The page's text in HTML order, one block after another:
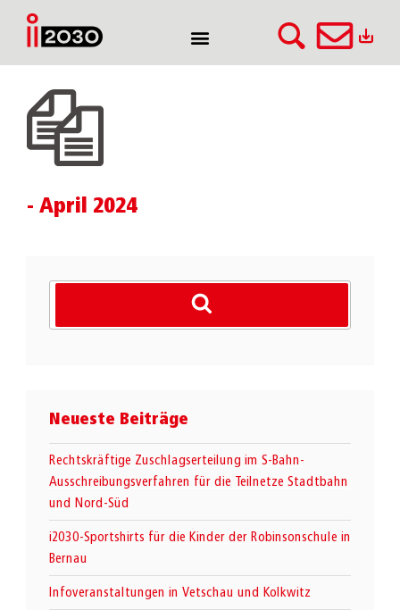
- April 2024
Neueste Beiträge
Rechtskräftige Zuschlagserteilung im S-Bahn-
Ausschreibungsverfahren für die Teilnetze Stadtbahn
und Nord-Süd
i2030-Sportshirts für die Kinder der Robinsonschule in
Bernau
Infoveranstaltungen in Vetschau und Kolkwitz